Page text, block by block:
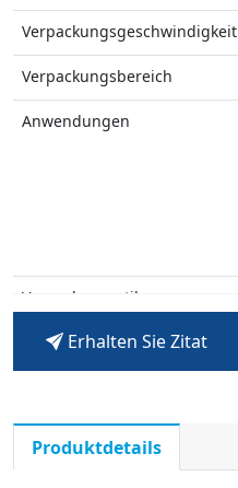
Verpackungsgeschwindigkeit
Verpackungsbereich
Anwendungen
Verpackungsstile
Erhalten Sie Zitat
Produktdetails